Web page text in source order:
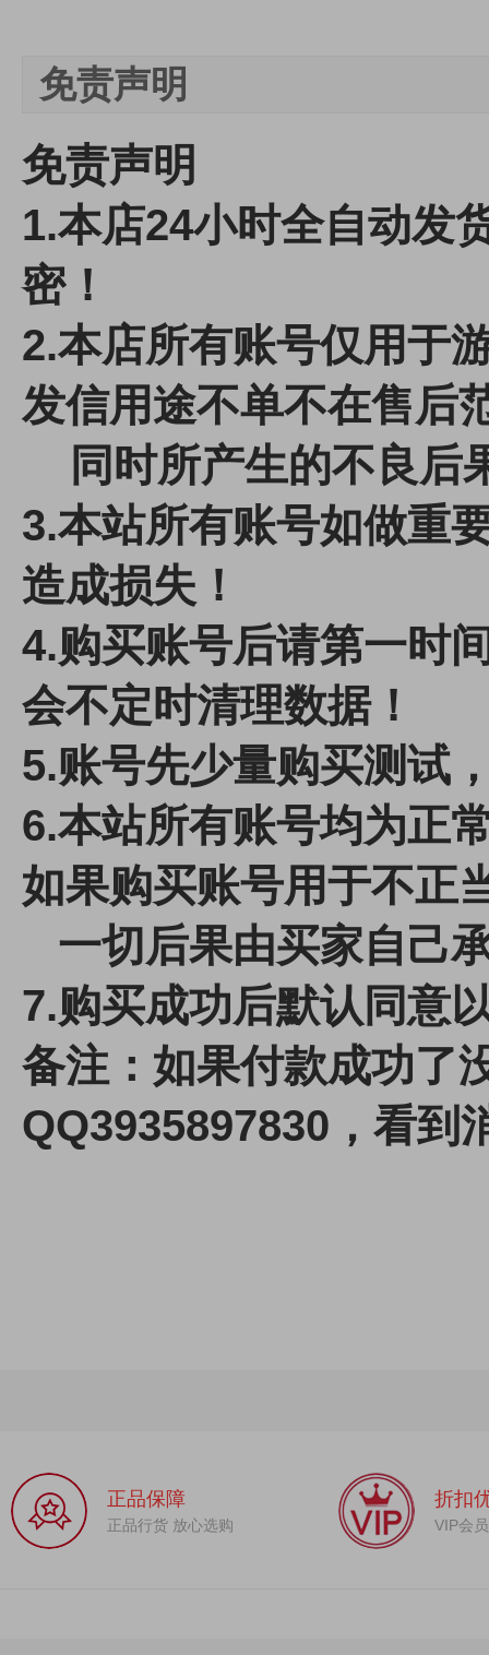
免责声明
免责声明
1.本店24小时全自动发
密！
2.本店所有账号仅用于
发信用途不单不在售后
同时所产生的不良后
3.本站所有账号如做重
造成损失！
4.购买账号后请第一时
会不定时清理数据！
5.账号先少量购买测试
6.本站所有账号均为正
如果购买账号用于不正
一切后果由买家自己
7.购买成功后默认同意
备注：如果付款成功了
QQ3935897830，看到
正品保障
正品行货 放心选购
折扣
VIP会